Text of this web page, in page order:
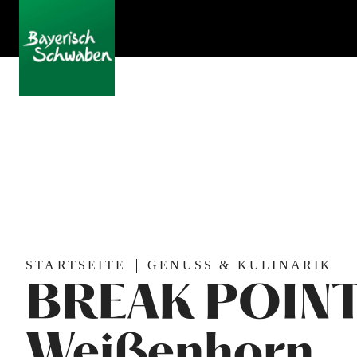
STARTSEITE GENUSS & KULINARIK
BREAK